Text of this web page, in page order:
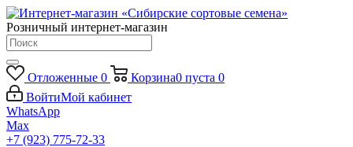
Розничный интернет-магазин
Отложенные 0 Корзина0 пуста 0
ВойтиМой кабинет
WhatsApp
Max
+7 (923) 775-72-33